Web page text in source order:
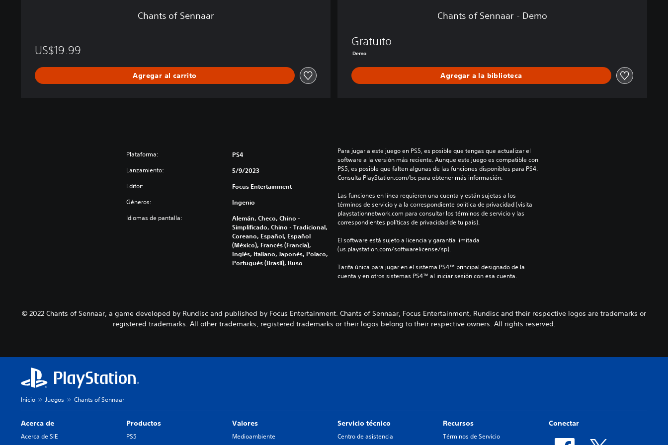
Chants of Sennaar
US$19.99
Agregar al carrito
Chants of Sennaar - Demo
Gratuito
Demo
Agregar a la biblioteca
Plataforma: PS4
Lanzamiento: 5/9/2023
Editor: Focus Entertainment
Géneros: Ingenio
Idiomas de pantalla:
Alemán, Checo, Chino -
Simplificado, Chino - Tradicional,
Coreano, Español, Español
(México), Francés (Francia),
Inglés, Italiano, Japonés, Polaco,
Portugués (Brasil), Ruso
Para jugar a este juego en PS5, es posible que tengas que actualizar el
software a la versión más reciente. Aunque este juego es compatible con
PS5, es posible que falten algunas de las funciones disponibles para PS4.
Consulta PlayStation.com/bc para obtener más información.
Las funciones en línea requieren una cuenta y están sujetas a los
términos de servicio y a la correspondiente política de privacidad (visita
playstationnetwork.com para consultar los términos de servicio y las
correspondientes políticas de privacidad de tu país).
El software está sujeto a licencia y garantía limitada
(us.playstation.com/softwarelicense/sp).
Tarifa única para jugar en el sistema PS4™ principal designado de la
cuenta y en otros sistemas PS4™ al iniciar sesión con esa cuenta.
© 2022 Chants of Sennaar, a game developed by Rundisc and published by Focus Entertainment. Chants of Sennaar, Focus Entertainment, Rundisc and their respective logos are trademarks or
registered trademarks. All other trademarks, registered trademarks or their logos belong to their respective owners. All rights reserved.
Inicio Juegos Chants of Sennaar
Acerca de
Acerca de SIE
Productos
PS5
Valores
Medioambiente
Servicio técnico
Centro de asistencia
Recursos
Términos de Servicio
Conectar